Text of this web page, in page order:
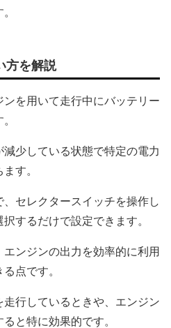
方を解説
を用いて走行中にバッテリー
少している状態で特定の電力
す。
セレクタースイッチを操作し
するだけで設定できます。
ンジンの出力を効率的に利用
点です。
行しているときや、エンジン
と特に効果的です。